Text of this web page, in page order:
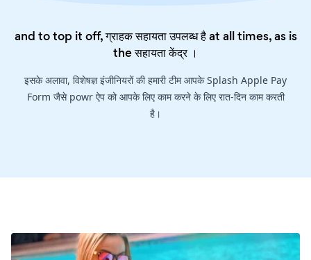
and to top it off, ग्राहक सहायता उपलब्ध है at all times, as is
theसहायता केंद्र।
इसके अलावा, विशेषज्ञ इंजीनियरों की हमारी टीम आपके Splash Apple Pay
Form जैसे powr ऐप को आपके लिए काम करने के लिए रात-दिन काम करती
है।